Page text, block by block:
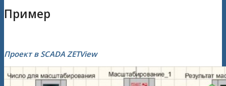
Пример
Проект в SCADA ZETView